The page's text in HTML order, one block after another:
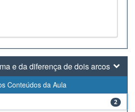
e da diferença de dois arcos
Conteúdos da Aula
2